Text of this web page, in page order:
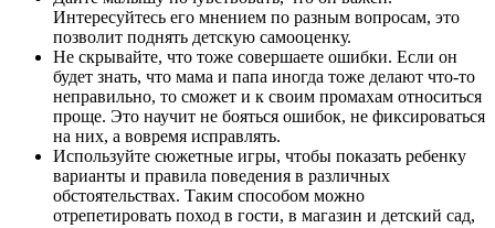
Интересуйтесь его мнением по разным вопросам, это
позволит поднять детскую самооценку.
Не скрывайте, что тоже совершаете ошибки. Если он
будет знать, что мама и папа иногда тоже делают что-то
неправильно, то сможет и к своим промахам относиться
проще. Это научит не бояться ошибок, не фиксироваться
на них, а вовремя исправлять.
Используйте сюжетные игры, чтобы показать ребенку
варианты и правила поведения в различных
обстоятельствах. Таким способом можно
отрепетировать поход в гости, в магазин и детский сад,